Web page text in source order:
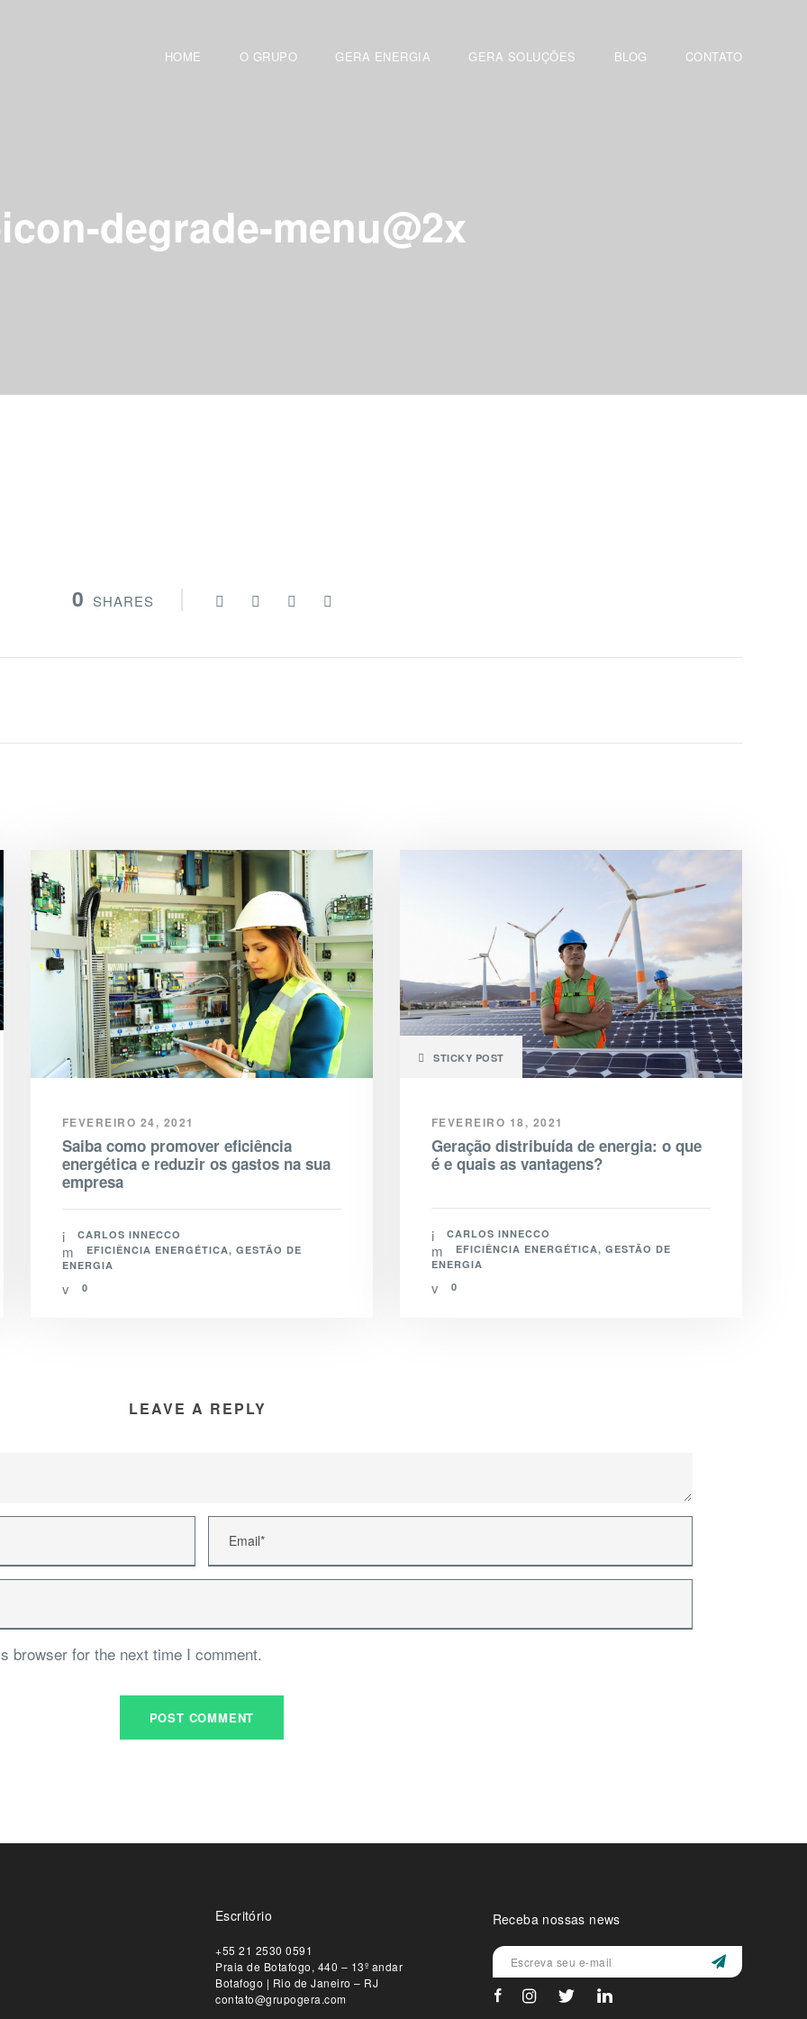
HOME O GRUPO GERA ENERGIA GERA SOLUÇÕES BLOG CONTATO
degrade-menu@2x
0 SHARES
FEVEREIRO 24, 2021
Saiba como promover eficiência
energética e reduzir os gastos na sua
empresa
CARLOS INNECCO
EFICIÊNCIA ENERGÉTICA, GESTÃO DE
ENERGIA
0
STICKY POST
FEVEREIRO 18, 2021
Geração distribuída de energia: o que
é e quais as vantagens?
CARLOS INNECCO
EFICIÊNCIA ENERGÉTICA, GESTÃO DE
ENERGIA
0
LEAVE A REPLY
browser for the next time I comment.
Escritório
+55 21 2530 0591
Praia de Botafogo, 440 – 13º andar
Botafogo | Rio de Janeiro – RJ
contato@grupogera.com
Receba nossas news